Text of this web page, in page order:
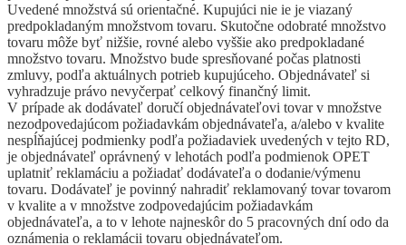
Uvedené množstvá sú orientačné. Kupujúci nie ie je viazaný
predpokladaným množstvom tovaru. Skutočne odobraté množstvo
tovaru môže byť nižšie, rovné alebo vyššie ako predpokladané
množstvo tovaru. Množstvo bude spresňované počas platnosti
zmluvy, podľa aktuálnych potrieb kupujúceho. Objednávateľ si
vyhradzuje právo nevyčerpať celkový finančný limit.
V prípade ak dodávateľ doručí objednávateľovi tovar v množstve
nezodpovedajúcom požiadavkám objednávateľa, a/alebo v kvalite
nespĺňajúcej podmienky podľa požiadaviek uvedených v tejto RD,
je objednávateľ oprávnený v lehotách podľa podmienok OPET
uplatniť reklamáciu a požiadať dodávateľa o dodanie/výmenu
tovaru. Dodávateľ je povinný nahradiť reklamovaný tovar tovarom
v kvalite a v množstve zodpovedajúcim požiadavkám
objednávateľa, a to v lehote najneskôr do 5 pracovných dní odo da
oznámenia o reklamácii tovaru objednávateľom.